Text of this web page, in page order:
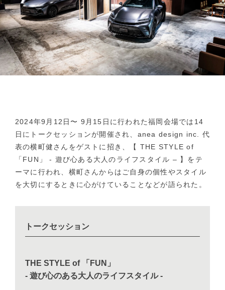
2024年9月12日〜 9月15日に行われた福岡会場では14
日にトークセッションが開催され、anea design inc. 代
表の横町健さんをゲストに招き、【 THE STYLE of
「FUN」 - 遊び心ある大人のライフスタイル – 】をテ
ーマに行われ、横町さんからはご自身の個性やスタイル
を大切にするときに心がけていることなどが語られた。
トークセッション
THE STYLE of 「FUN」
- 遊び心のある大人のライフスタイル -